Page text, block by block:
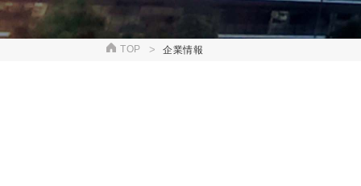
TOP 企業情報